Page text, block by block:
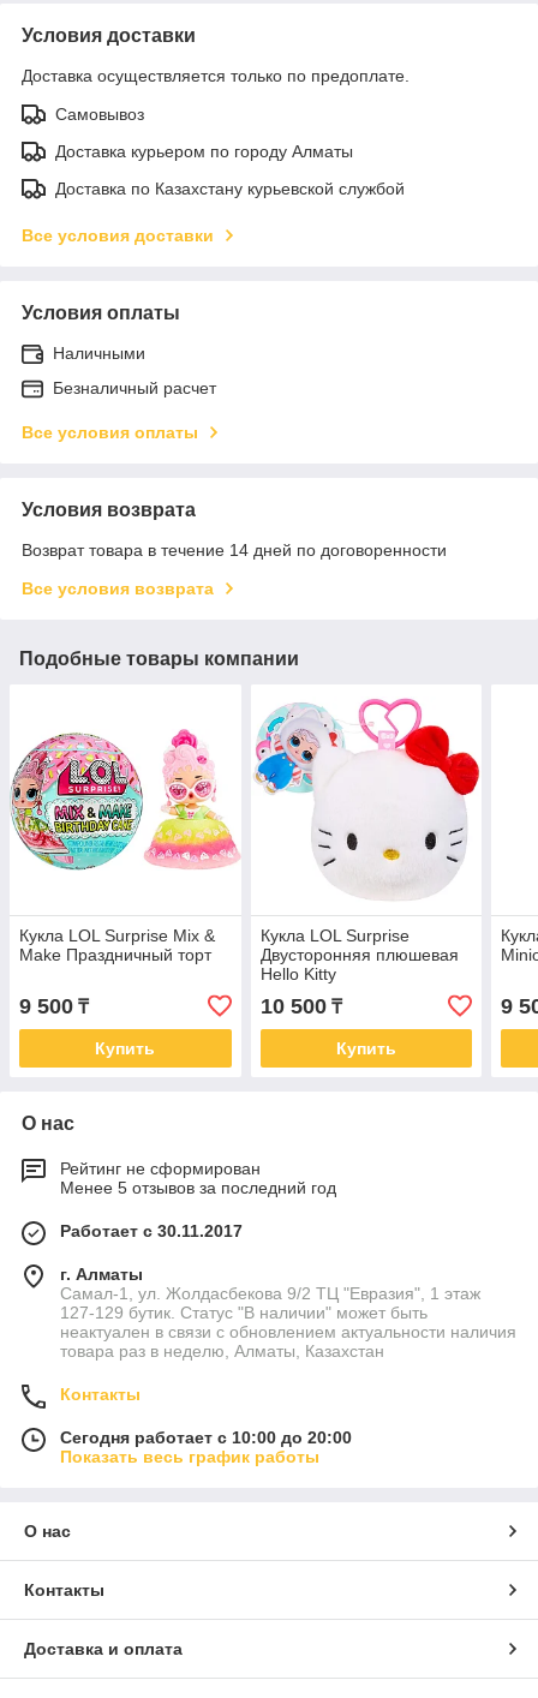
Условия доставки
Доставка осуществляется только по предоплате.
Самовывоз
Доставка курьером по городу Алматы
Доставка по Казахстану курьевской службой
Все условия доставки
Условия оплаты
Наличными
Безналичный расчет
Все условия оплаты
Условия возврата
Возврат товара в течение 14 дней по договоренности
Все условия возврата
Подобные товары компании
Кукла LOL Surprise Mix &
Make Праздничный торт
9 500 ₸
Купить
Кукла LOL Surprise
Двусторонняя плюшевая
Hello Kitty
10 500₸
Купить
9
О нас
Рейтинг не сформирован
Менее 5 отзывов за последний год
Работает с 30.11.2017
г. Алматы
Самал-1, ул. Жолдасбекова 9/2 ТЦ "Евразия", 1 этаж
127-129 бутик. Статус "В наличии" может быть
неактуален в связи с обновлением актуальности наличия
товара раз в неделю, Алматы, Казахстан
Контакты
Сегодня работает с 10:00 до 20:00
Показать весь график работы
О нас
Контакты
Доставка и оплата